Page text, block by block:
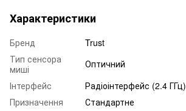
Характеристики
Бренд
Trust
Тип сенсора
миші
Оптичний
Інтерфейс
Радіоінтерфейс (2.4 ГГц)
Призначення
Стандартне